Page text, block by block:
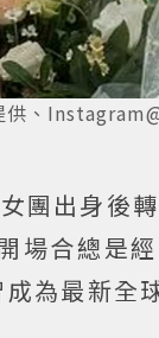
供、
團出身後
場合總是
為最新全